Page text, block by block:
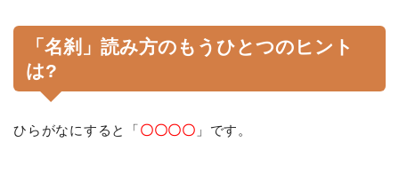
「名刹」読み方のもうひとつのヒント
は?
ひらがなにすると「〇〇〇〇 」です。